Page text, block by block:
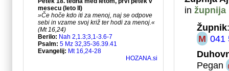
in župnija
Župnik
M 041
Pegan